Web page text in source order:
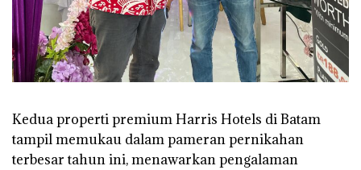
Kedua properti premium Harris Hotels di Batam
tampil memukau dalam pameran pernikahan
terbesar tahun ini, menawarkan pengalaman